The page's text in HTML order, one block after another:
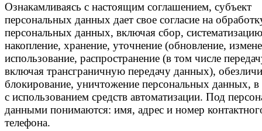
Ознакамливаясь с настоящим соглашением, субъект
персональных данных дает свое согласие на
персональных данных, включая сбор,
накопление, хранение, уточнение (обновление,
использование, распространение (в том числе
включая трансграничную передачу данных),
блокирование, уничтожение персональных данных, в
с использованием средств автоматизации. Под
данными понимаются: имя, адрес и номер
телефона.